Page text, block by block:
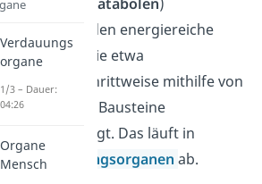
werden energiereiche
wie etwa
schrittweise mithilfe von
in kleine Bausteine
zerlegt. Das läuft in
Verdauungsorganen ab.
Verdauungs
organe
1/3 – Dauer:
04:26
Organe
Mensch